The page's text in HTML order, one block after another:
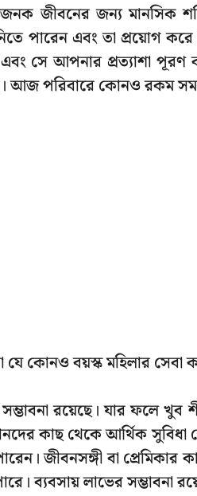
জীবনের জন্য মানসিক
পারেন এবং তা প্রয়োগ
সে আপনার প্রত্যাশা
আজ পরিবারে কোনও রকম
যে কোনও বয়স্ক মহিলার সেবা
রয়েছে। যার ফলে খুব
কাছ থেকে আর্থিক সুবিধা
জীবনসঙ্গী বা
ব্যবসায় লাভের সম্ভাবনা